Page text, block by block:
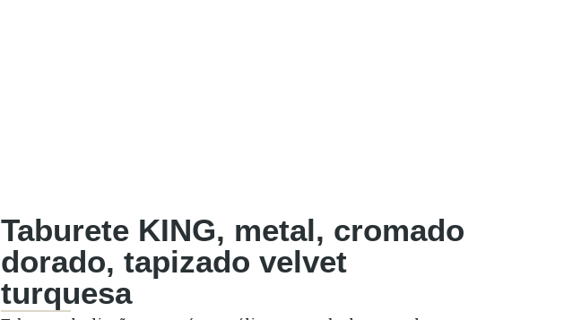
Taburete KING, metal, cromado
dorado, tapizado velvet
turquesa